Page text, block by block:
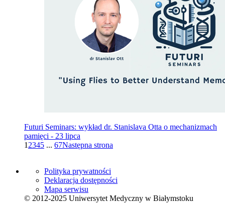
Futuri Seminars: wykład dr. Stanislava Otta o mechanizmach
pamięci - 23 lipca
1 2345 ... 67Następna strona
Polityka prywatności
Deklaracja dostępności
Mapa serwisu
© 2012-2025 Uniwersytet Medyczny w Białymstoku